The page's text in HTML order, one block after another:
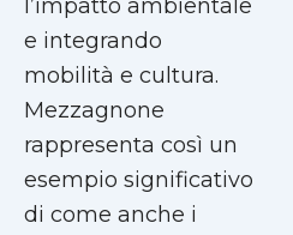
l’impatto ambientale
e integrando
mobilità e cultura.
Mezzagnone
rappresenta così un
esempio significativo
di come anche i